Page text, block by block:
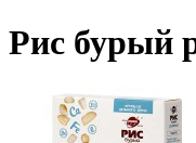
Рис бурый